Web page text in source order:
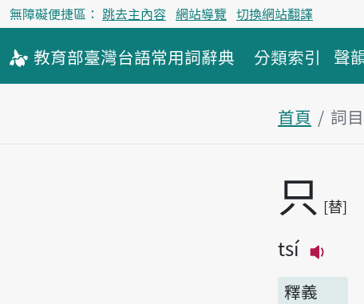
無障礙便捷區： 跳去主內容 網站導覽 切換網站翻譯
教育部臺灣台語常用詞辭典 分類索引 聲
首頁 詞
主內容區塊
只 替
tsí
釋義